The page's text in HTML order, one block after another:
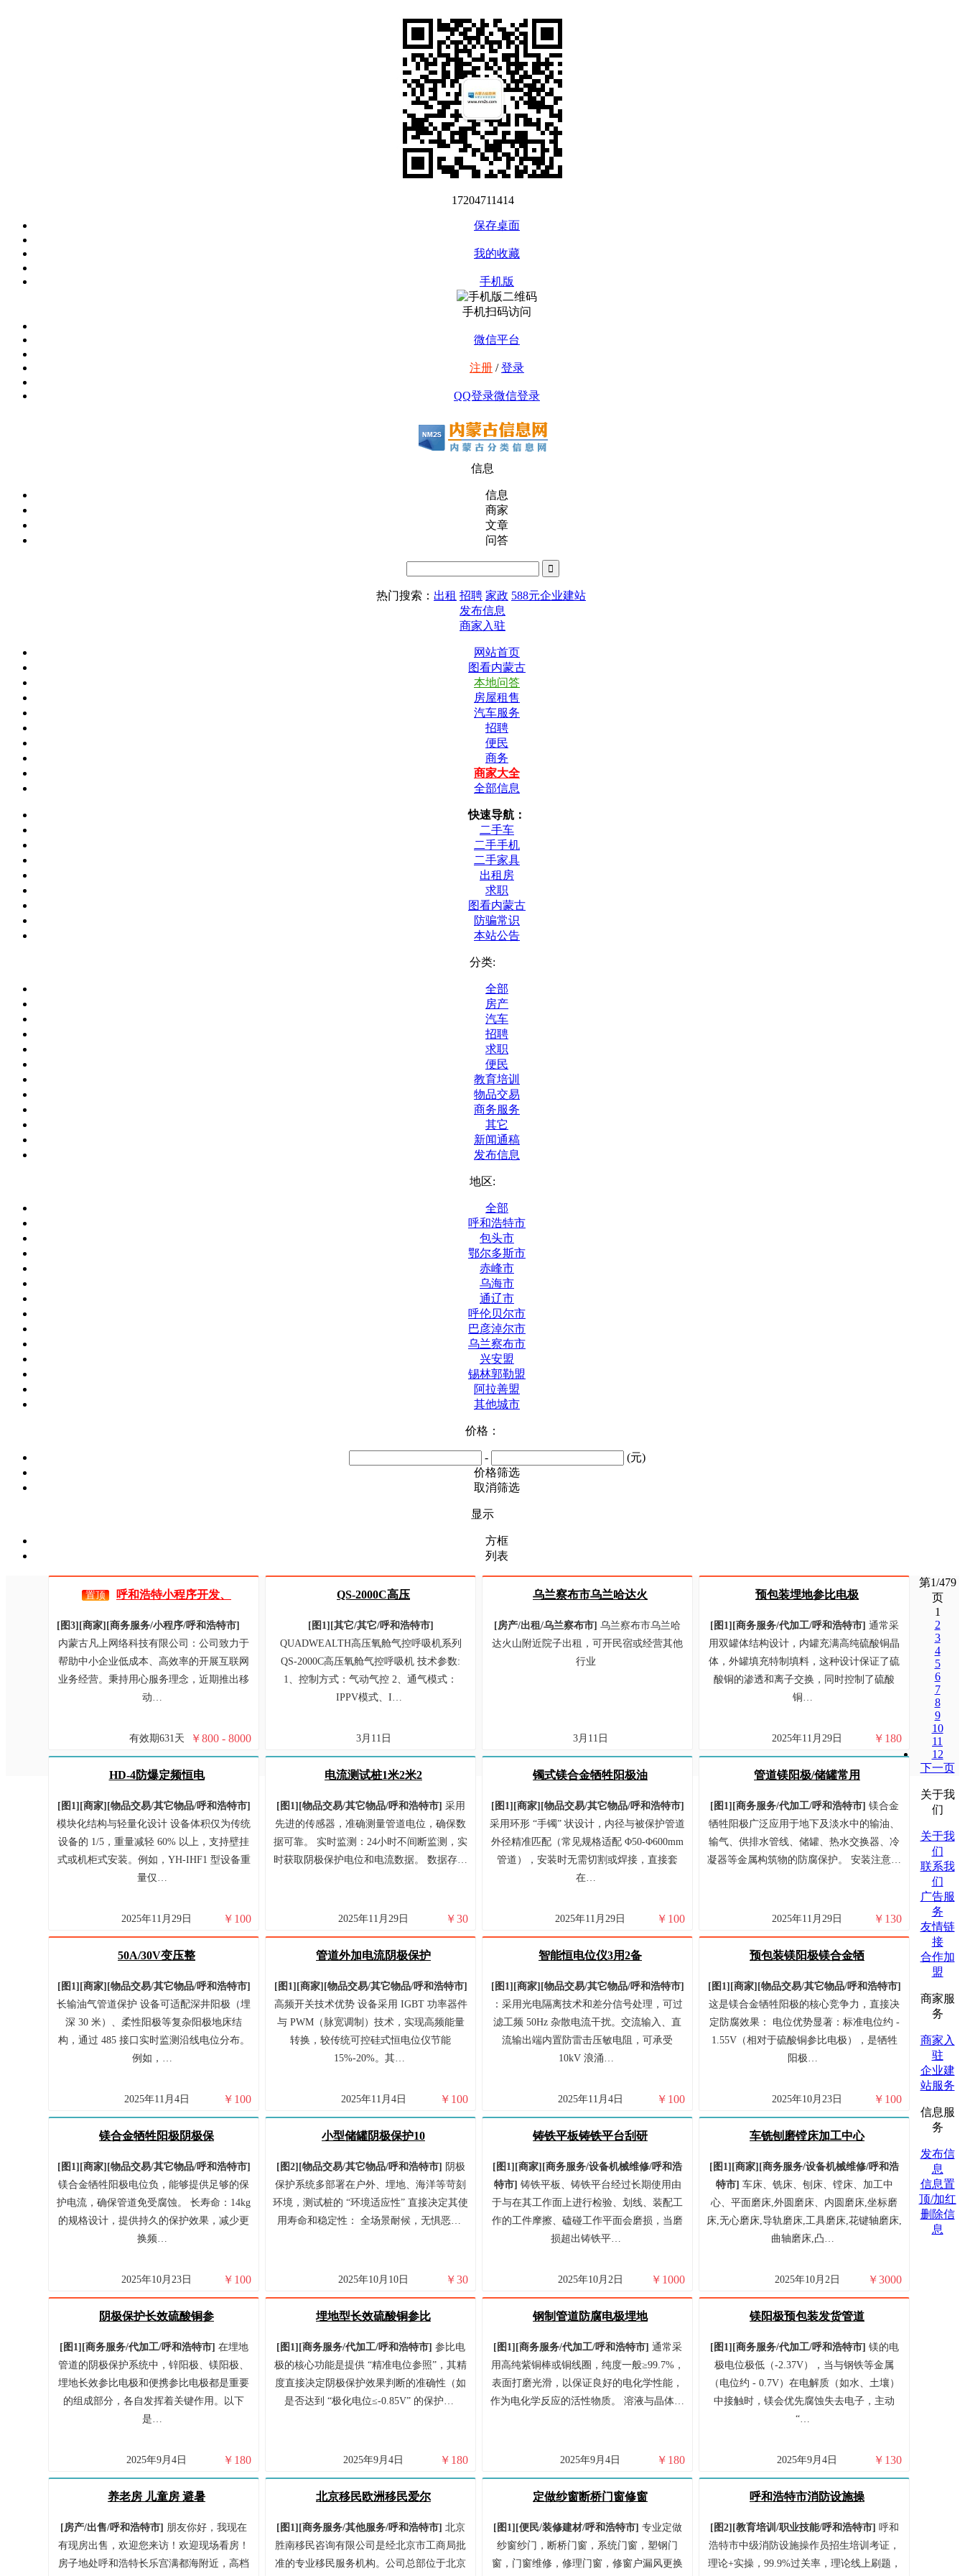
17204711414
保存桌面
我的收藏
手机版
手机扫码访问
微信平台
注册 /登录
QQ登录微信登录
信息
信息
商家
文章
问答
热门搜索： 出租 招聘 家政 588元企业建站
发布信息
商家入驻
网站首页
图看内蒙古
本地问答
房屋租售
汽车服务
招聘
便民
商务
商家大全
全部信息
快速导航：
二手车
二手手机
二手家具
出租房
求职
图看内蒙古
防骗常识
本站公告
分类:
全部
房产
汽车
招聘
求职
便民
教育培训
物品交易
商务服务
其它
新闻通稿
发布信息
地区:
全部
呼和浩特市
包头市
鄂尔多斯市
赤峰市
乌海市
通辽市
呼伦贝尔市
巴彦淖尔市
乌兰察布市
兴安盟
锡林郭勒盟
阿拉善盟
其他城市
价格：
-
(元)
价格筛选
取消筛选
显示
方框
列表
置顶 呼和浩特小程序开发、
[图3] [商家] [商务服务/小程序/呼和浩特市]
内蒙古凡上网络科技有限公司：公司致力于
帮助中小企业低成本、高效率的开展互联网
业务经营。秉持用心服务理念，近期推出移
动…
￥800 - 8000
有效期631天
QS-2000C高压
[图1] [其它/其它/呼和浩特市]
QUADWEALTH高压氧舱气控呼吸机系列
QS-2000C高压氧舱气控呼吸机 技术参数:
1、控制方式：气动气控 2、通气模式：
IPPV模式、I…
3月11日
乌兰察布市乌兰哈达火
[房产/出租/乌兰察布市] 乌兰察布市乌兰哈
达火山附近院子出租，可开民宿或经营其他
行业
3月11日
预包装埋地参比电极
[图1] [商务服务/代加工/呼和浩特市] 通常采
用双罐体结构设计，内罐充满高纯硫酸铜晶
体，外罐填充特制填料，这种设计保证了硫
酸铜的渗透和离子交换，同时控制了硫酸
铜…
￥ 180
2025年11月29日
HD-4防爆定频恒电
[图1] [商家] [物品交易/其它物品/呼和浩特市]
模块化结构与轻量化设计 设备体积仅为传统
设备的 1/5，重量减轻 60% 以上，支持壁挂
式或机柜式安装。例如，YH-IHF1 型设备重
量仅…
￥ 100
2025年11月29日
电流测试桩1米2米2
[图1] [物品交易/其它物品/呼和浩特市] 采用
先进的传感器，准确测量管道电位，确保数
据可靠。 实时监测：24小时不间断监测，实
时获取阴极保护电位和电流数据。 数据存…
￥30
2025年11月29日
镯式镁合金牺牲阳极油
[图1] [商家] [物品交易/其它物品/呼和浩特市]
采用环形 “手镯” 状设计，内径与被保护管道
外径精准匹配（常见规格适配 Φ50-Φ600mm
管道），安装时无需切割或焊接，直接套
在…
￥ 100
2025年11月29日
管道镁阳极/储罐常用
[图1] [商务服务/代加工/呼和浩特市] 镁合金
牺牲阳极广泛应用于地下及淡水中的输油、
输气、供排水管线、储罐、热水交换器、冷
凝器等金属构筑物的防腐保护。 安装注意…
￥ 130
2025年11月29日
50A/30V变压整
[图1] [商家] [物品交易/其它物品/呼和浩特市]
长输油气管道保护 设备可适配深井阳极（埋
深 30 米）、柔性阳极等复杂阳极地床结
构，通过 485 接口实时监测沿线电位分布。
例如，…
￥ 100
2025年11月4日
管道外加电流阴极保护
[图1] [商家] [物品交易/其它物品/呼和浩特市]
高频开关技术优势 设备采用 IGBT 功率器件
与 PWM（脉宽调制）技术，实现高频能量
转换，较传统可控硅式恒电位仪节能
15%-20%。其…
￥ 100
2025年11月4日
智能恒电位仪3用2备
[图1] [商家] [物品交易/其它物品/呼和浩特市]
：采用光电隔离技术和差分信号处理，可过
滤工频 50Hz 杂散电流干扰。交流输入、直
流输出端内置防雷击压敏电阻，可承受
10kV 浪涌…
￥ 100
2025年11月4日
预包装镁阳极镁合金牺
[图1] [商家] [物品交易/其它物品/呼和浩特市]
这是镁合金牺牲阳极的核心竞争力，直接决
定防腐效果： 电位优势显著：标准电位约 -
1.55V（相对于硫酸铜参比电极），是牺牲
阳极…
￥ 100
2025年10月23日
镁合金牺牲阳极阴极保
[图1] [商家] [物品交易/其它物品/呼和浩特市]
镁合金牺牲阳极电位负，能够提供足够的保
护电流，确保管道免受腐蚀。 长寿命：14kg
的规格设计，提供持久的保护效果，减少更
换频…
￥ 100
2025年10月23日
小型储罐阴极保护10
[图2] [物品交易/其它物品/呼和浩特市]
阴极
保护系统多部署在户外、埋地、海洋等苛刻
环境，测试桩的 “环境适应性” 直接决定其使
用寿命和稳定性： 全场景耐候，无惧恶…
￥30
2025年10月10日
铸铁平板铸铁平台刮研
[图1] [商家] [商务服务/设备机械维修/呼和浩
特市] 铸铁平板、铸铁平台经过长期使用由
于与在其工作面上进行检验、划线、装配工
作的工件摩擦、磕碰工作平面会磨损，当磨
损超出铸铁平…
￥ 1000
2025年10月2日
车铣刨磨镗床加工中心
[图1] [商家] [商务服务/设备机械维修/呼和浩
特市] 车床、铣床、刨床、镗床、加工中
心、平面磨床,外圆磨床、内圆磨床,坐标磨
床,无心磨床,导轨磨床,工具磨床,花键轴磨床,
曲轴磨床,凸…
￥3000
2025年10月2日
阴极保护长效硫酸铜参
[图1] [商务服务/代加工/呼和浩特市] 在埋地
管道的阴极保护系统中，锌阳极、镁阳极、
埋地长效参比电极和便携参比电极都是重要
的组成部分，各自发挥着关键作用。以下
是…
￥ 180
2025年9月4日
埋地型长效硫酸铜参比
[图1] [商务服务/代加工/呼和浩特市] 参比电
极的核心功能是提供 “精准电位参照”，其精
度直接决定阴极保护效果判断的准确性（如
是否达到 “极化电位≤-0.85V” 的保护…
￥ 180
2025年9月4日
钢制管道防腐电极埋地
[图1] [商务服务/代加工/呼和浩特市] 通常采
用高纯紫铜棒或铜线圈，纯度一般≥99.7%，
表面打磨光滑，以保证良好的电化学性能，
作为电化学反应的活性物质。 溶液与晶体…
￥ 180
2025年9月4日
镁阳极预包装发货管道
[图1] [商务服务/代加工/呼和浩特市] 镁的电
极电位极低（-2.37V），当与钢铁等金属
（电位约 - 0.7V）在电解质（如水、土壤）
中接触时，镁会优先腐蚀失去电子，主动
“…
￥ 130
2025年9月4日
养老房 儿童房 避暑
[房产/出售/呼和浩特市] 朋友你好，我现在
有现房出售，欢迎您来访！欢迎现场看房！
房子地处呼和浩特长乐宫满都海附近，高档
北京移民欧洲移民爱尔
[图1] [商务服务/其他服务/呼和浩特市] 北京
胜南移民咨询有限公司是经北京市工商局批
准的专业移民服务机构。公司总部位于北京
定做纱窗断桥门窗修窗
[图1] [便民/装修建材/呼和浩特市] 专业定做
纱窗纱门，断桥门窗，系统门窗，塑钢门
窗，门窗维修，修理门窗，修窗户漏风更换
呼和浩特市消防设施操
[图2] [教育培训/职业技能/呼和浩特市] 呼和
浩特市中级消防设施操作员招生培训考证，
理论+实操，99.9%过关率，理论线上刷题，
第1/479
页
1
2
3
4
5
6
7
8
9
10
11
12
下一页
关于我
们
关于我
们
联系我
们
广告服
务
友情链
接
合作加
盟
商家服
务
商家入
驻
企业建
站服务
信息服
务
发布信
息
信息置
顶/加红
删除信
息